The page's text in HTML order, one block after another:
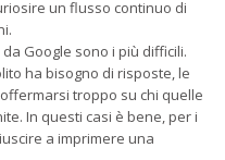
un flusso continuo di
Google sono i più difficili.
ha bisogno di risposte, le
troppo su chi quelle
In questi casi è bene, per i
a imprimere una